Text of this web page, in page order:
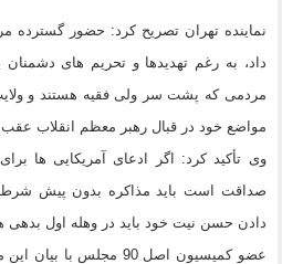
داد، به رغم تهدیدها و تحریم های دشمنان
مردمی که پشت سر ولی فقیه هستند و ولایت
مواضع خود در قبال رهبر معظم انقلاب عقب
وی تأکید کرد: اگر ادعای آمریکایی ها
صداقت است باید مذاکره بدون پیش شرط
دادن حسن نیت خود باید در وهله اول بدهی
عضو کمیسیون اصل 90